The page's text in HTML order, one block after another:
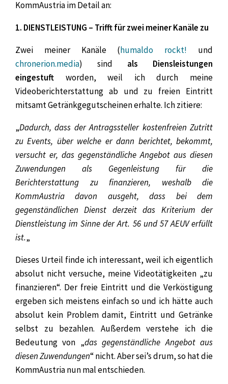
KommAustria im Detail an:
1. DIENSTLEISTUNG – Trifft für zwei meiner Kanäle zu
Zwei meiner Kanäle (humaldo rockt! und
chronerion.media) sind als Diensleistungen
eingestuft worden, weil ich durch meine
Videoberichterstattung ab und zu freien Eintritt
mitsamt Getränkgegutscheinen erhalte. Ich zitiere:
„Dadurch, dass der Antragssteller kostenfreien Zutritt
zu Events, über welche er dann berichtet, bekommt,
versucht er, das gegenständliche Angebot aus diesen
Zuwendungen als Gegenleistung für die
Berichterstattung zu finanzieren, weshalb die
KommAustria davon ausgeht, dass bei dem
gegenständlichen Dienst derzeit das Kriterium der
Dienstleistung im Sinne der Art. 56 und 57 AEUV erfüllt
ist.„
Dieses Urteil finde ich interessant, weil ich eigentlich
absolut nicht versuche, meine Videotätigkeiten „zu
finanzieren“. Der freie Eintritt und die Verköstigung
ergeben sich meistens einfach so und ich hätte auch
absolut kein Problem damit, Eintritt und Getränke
selbst zu bezahlen. Außerdem verstehe ich die
Bedeutung von „das gegenständliche Angebot aus
diesen Zuwendungen“ nicht. Aber sei’s drum, so hat die
KommAustria nun mal entschieden.